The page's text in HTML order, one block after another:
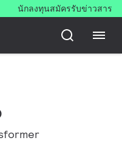
นักลงทุนสมัครรับข่าวสาร